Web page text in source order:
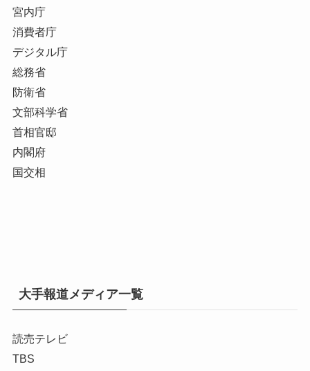
宮内庁
消費者庁
デジタル庁
総務省
防衛省
文部科学省
首相官邸
内閣府
国交相
大手報道メディア一覧
読売テレビ
TBS